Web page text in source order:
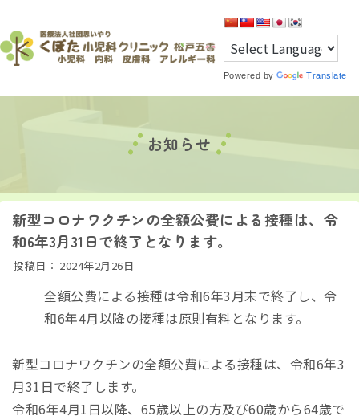
Powered by Translate
お知らせ
新型コロナワクチンの全額公費による接種は、令
和6年3月31日で終了となります。
投稿日： 2024年2月26日
全額公費による接種は令和6年3月末で終了し、令
和6年4月以降の接種は原則有料となります。
新型コロナワクチンの全額公費による接種は、令和6年3
月31日で終了します。
令和6年4月1日以降、65歳以上の方及び60歳から64歳で